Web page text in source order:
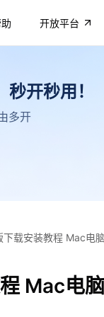
开放平台
开秒用！
多开
载安装教程 Mac电
Mac电